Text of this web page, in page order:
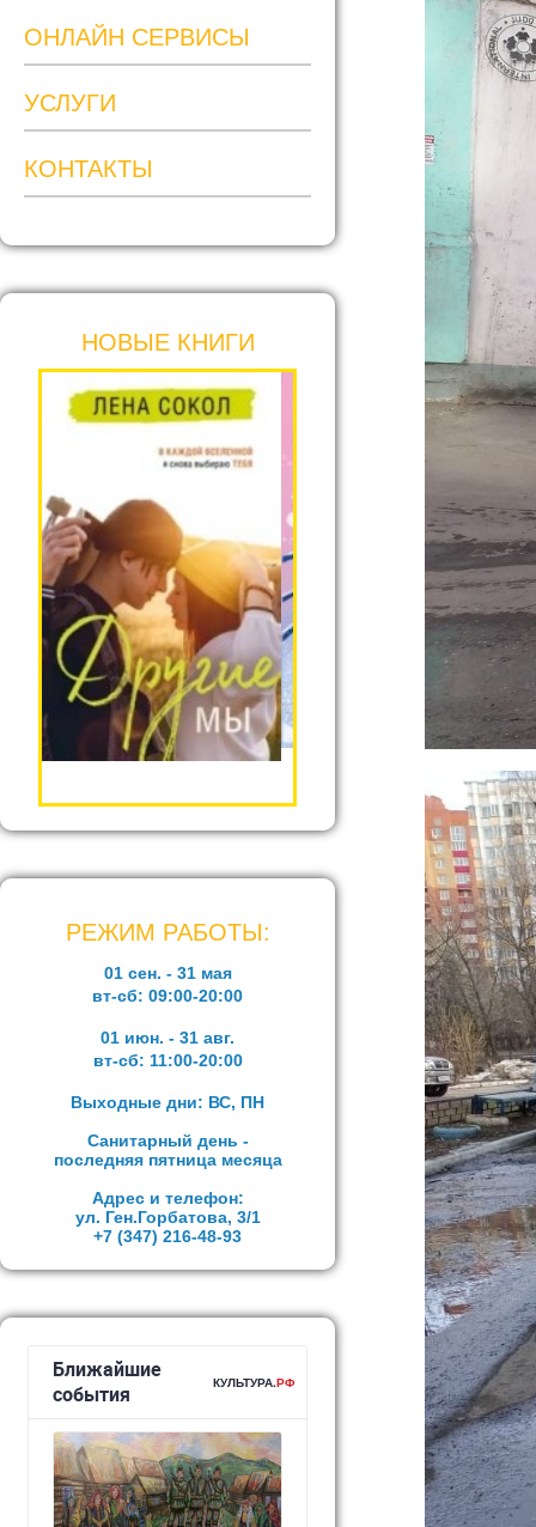
ОНЛАЙН СЕРВИСЫ
УСЛУГИ
КОНТАКТЫ
НОВЫЕ КНИГИ
РЕЖИМ РАБОТЫ:
01 сен. - 31 мая
вт-сб: 09:00-20:00
01 июн. - 31 авг.
вт-сб: 11:00-20:00
Выходные дни: ВС, ПН
Санитарный день -
последняя пятница месяца
Адрес и телефон:
ул. Ген.Горбатова, 3/1
+7 (347) 216-48-93